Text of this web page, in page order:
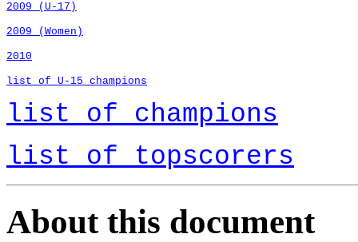
2009 (U-17)
2009 ( Women )
2010
list of U-15 champions
list of
champions
list
of topscorers
About this document